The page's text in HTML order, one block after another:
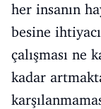
her insanın
besine
çalışması ne
kadar